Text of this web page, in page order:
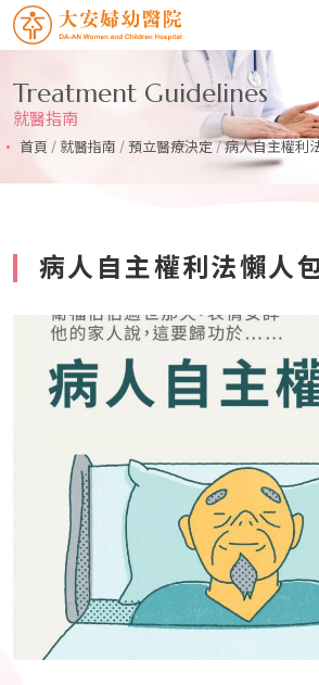
Treatment Guidelines
就醫指南
首頁 / 就醫指南 /預立醫療決定/病人自主權利
病人自主權利法懶人